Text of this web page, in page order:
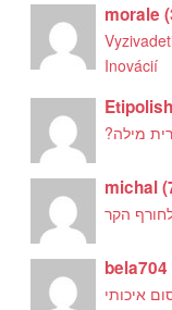
morale(
Inovácií
מילה?
michal(
הקר
bela704
איכותי